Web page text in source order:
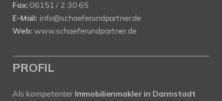
Fax: 06151 / 2 30 65
E-Mail: info@schaeferundpartner.de
Web: www.schaeferundpartner.de
PROFIL
Als kompetenter Immobilienmakler in Darmstadt